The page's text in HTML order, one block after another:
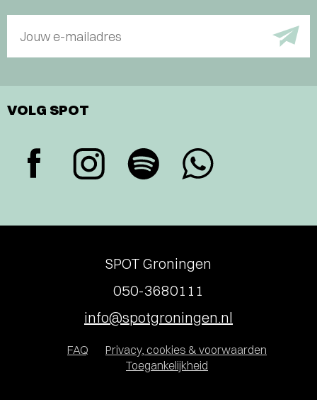
Jouw e-mailadres
VOLG SPOT
SPOT Groningen
050-3680111
info@spotgroningen.nl
FAQ
Privacy, cookies & voorwaarden
Toegankelijkheid